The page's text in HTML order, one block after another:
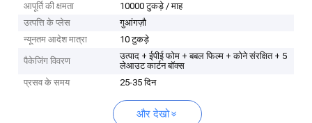
आपूर्ति की क्षमता
10000 टुकड़े / माह
उत्पत्ति के प्लेस
गुआंगज़ौ
न्यूनतम आदेश मात्रा
10 टुकड़े
पैकेजिंग विवरण
उत्पाद + ईपीई फोम + बबल फिल्म + कोने संरक्षित + 5
लेआउट कार्टन बॉक्स
प्रसव के समय
25-35 दिन
और देखो